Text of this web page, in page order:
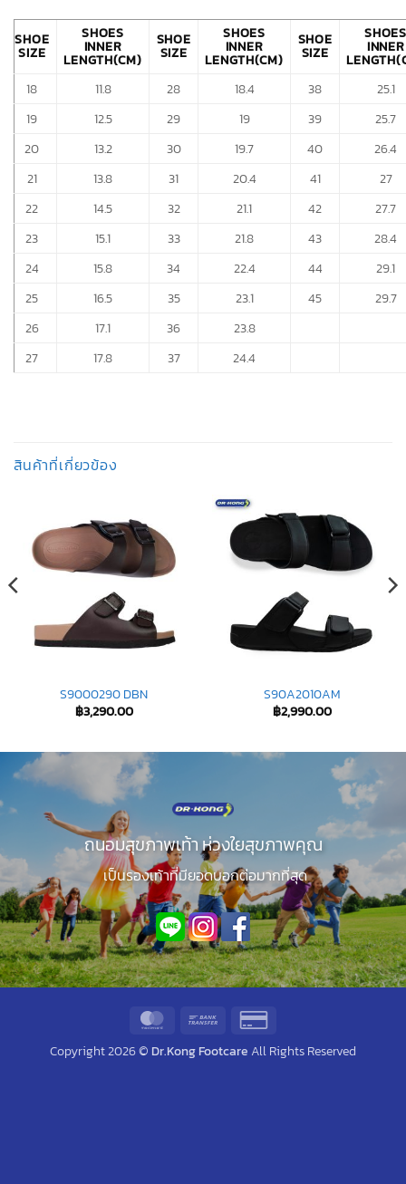
SHOE
SIZE
SHOES
INNER
LENGTH(CM)
SHOE
SIZE
SHOES
INNER
LENGTH(CM)
SHOE
SIZE
SHOES
INNER
18
11.8 28 18.4 38
25.1
19
12.5 29 19 39
25.7
20
13.2 30 19.7 40
26.4
21
13.8 31 20.4 41
27
22
14.5 32 21.1 42
27.7
23
15.1 33 21.8 43
28.4
24
15.8 34 22.4 44
29.1
25
16.5 35 23.1 45
29.7
26
17.1 36
23.8
27
17.8 37 24.4
สินค้าที่เกี่ยวข้อง
S9000290 DBN
฿3,290.00
S90A2010AM
฿2,990.00
ถนอมสุขภาพเท้า ห่วงใยสุขภาพคุณ
เป็นรองเท้าที่มียอดบอกต่อมากที่สุด
MasterCard Bank
2
Copyright 2026 © Dr.Kong Footcare All Rights Reserved